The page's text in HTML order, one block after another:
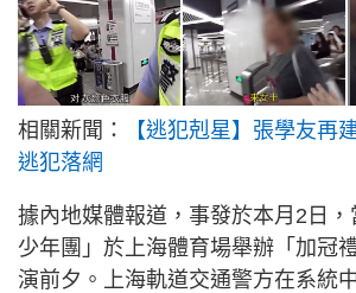
相關新聞：
【逃犯剋星】張學友再
逃犯落網
據內地媒體報道，事發於本月2日
少年團」於上海體育場舉辦「加冠
演前夕。上海軌道交通警方在系統